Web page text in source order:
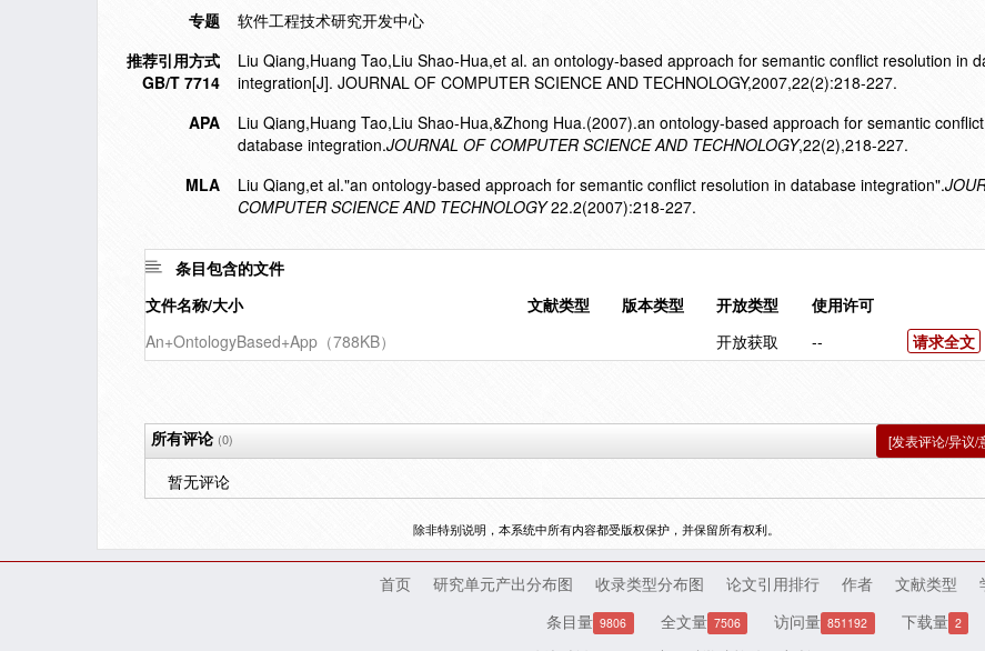
专题
软件工程技术研究开发中心
推荐引用方式
GB/T 7714
Liu Qiang,Huang Tao,Liu Shao-Hua,et al. an ontology-based approach for semantic conflict resolution in
integration[J]. JOURNAL OF COMPUTER SCIENCE AND TECHNOLOGY,2007,22(2):218-227.
APA
Liu Qiang,Huang Tao,Liu Shao-Hua,&Zhong Hua.(2007).an ontology-based approach for semantic
database integration.JOURNAL OF COMPUTER SCIENCE AND TECHNOLOGY,22(2),218-227.
MLA
Liu Qiang,et al."an ontology-based approach for semantic conflict resolution in database integration".
COMPUTER SCIENCE AND TECHNOLOGY22.2(2007):218-227.
条目包含的文件
文件名称/大小
文献类型 版本类型 开放类型
使用许可
An+OntologyBased+App（788KB）
开放获取 -- 请求全文
所有评论(0) [发表评论/异议/
暂无评论
除非特别说明，本系统中所有内容都受版权保护，并保留所有权利。
首页 研究单元产出分布图 收录类型分布图 论文引用排行 作者 文献类型
条目量 9806 全文量 7506 访问量 851192 下载量 2